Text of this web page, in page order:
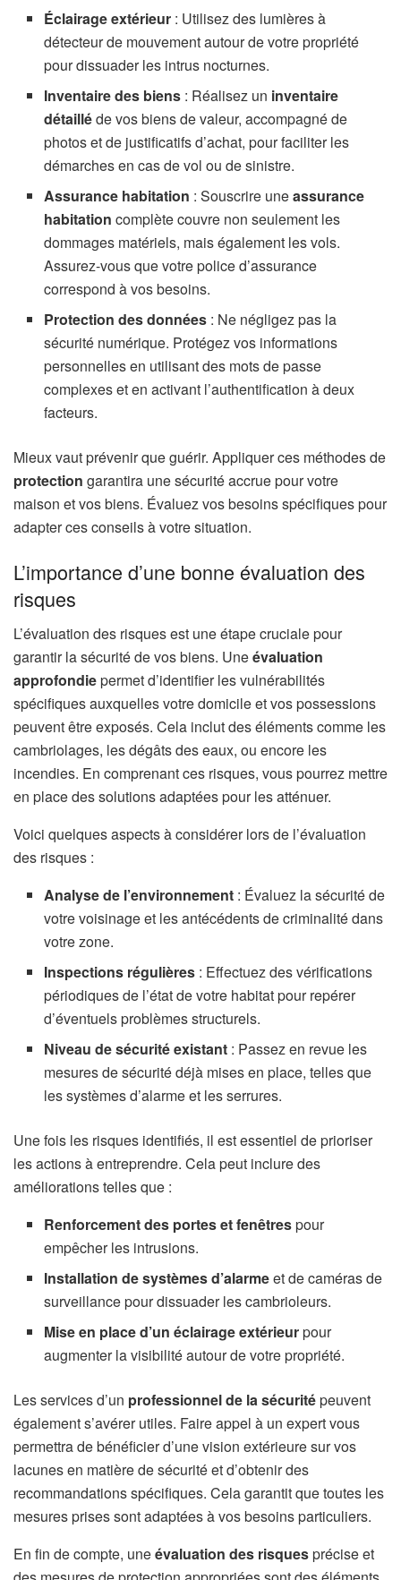
Éclairage extérieur : Utilisez des lumières à
détecteur de mouvement autour de votre propriété
pour dissuader les intrus nocturnes.
Inventaire des biens : Réalisez un inventaire
détailléde vos biens de valeur, accompagné de
photos et de justificatifs d’achat, pour faciliter les
démarches en cas de vol ou de sinistre.
Assurance habitation : Souscrire uneassurance
habitation complète couvre non seulement les
dommages matériels, mais également les vols.
Assurez-vous que votre police d’assurance
correspond à vos besoins.
Protection des données : Ne négligez pas la
sécurité numérique. Protégez vos informations
personnelles en utilisant des mots de passe
complexes et en activant l’authentification à deux
facteurs.
Mieux vaut prévenir que guérir. Appliquer ces méthodes de
protection garantira une sécurité accrue pour votre
maison et vos biens. Évaluez vos besoins spécifiques pour
adapter ces conseils à votre situation.
L’importance d’une bonne évaluation des
risques
L’évaluation des risques est une étape cruciale pour
garantir la sécurité de vos biens. Uneévaluation
approfondiepermet d’identifier les vulnérabilités
spécifiques auxquelles votre domicile et vos possessions
peuvent être exposés. Cela inclut des éléments comme les
cambriolages, les dégâts des eaux, ou encore les
incendies. En comprenant ces risques, vous pourrez mettre
en place des solutions adaptées pour les atténuer.
Voici quelques aspects à considérer lors de l’évaluation
des risques :
Analyse de l’environnement : Évaluez la sécurité de
votre voisinage et les antécédents de criminalité dans
votre zone.
Inspections régulières : Effectuez des vérifications
périodiques de l’état de votre habitat pour repérer
d’éventuels problèmes structurels.
Niveau de sécurité existant : Passez en revue les
mesures de sécurité déjà mises en place, telles que
les systèmes d’alarme et les serrures.
Une fois les risques identifiés, il est essentiel de prioriser
les actions à entreprendre. Cela peut inclure des
améliorations telles que :
Renforcement des portes et fenêtrespour
empêcher les intrusions.
Installation de systèmes d’alarmeet de caméras de
surveillance pour dissuader les cambrioleurs.
Mise en place d’un éclairage extérieurpour
augmenter la visibilité autour de votre propriété.
Les services d’un professionnel de la sécuritépeuvent
également s’avérer utiles. Faire appel à un expert vous
permettra de bénéficier d’une vision extérieure sur vos
lacunes en matière de sécurité et d’obtenir des
recommandations spécifiques. Cela garantit que toutes les
mesures prises sont adaptées à vos besoins particuliers.
En fin de compte, uneévaluation des risquesprécise et